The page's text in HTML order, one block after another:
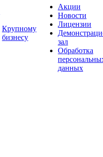
Крупному
бизнесу
Акции
Новости
Лицензии
зал
Обработка
данных